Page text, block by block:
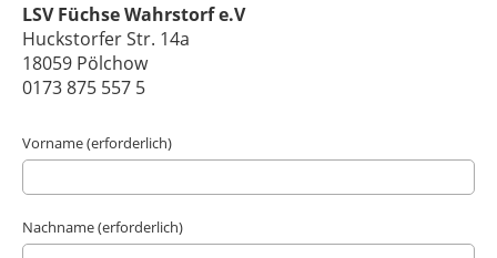
LSV Füchse Wahrstorf e.V
Huckstorfer Str. 14a
18059 Pölchow
0173 875 557 5
Vorname (erforderlich)
Nachname (erforderlich)